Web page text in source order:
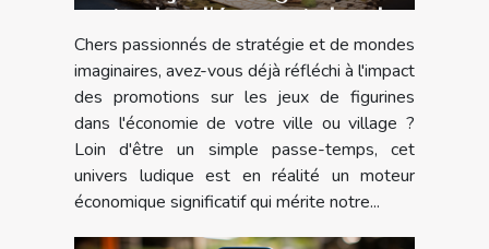
stimulent l'économie locale
Chers passionnés de stratégie et de mondes
imaginaires, avez-vous déjà réfléchi à l'impact
des promotions sur les jeux de figurines
dans l'économie de votre ville ou village ?
Loin d'être un simple passe-temps, cet
univers ludique est en réalité un moteur
économique significatif qui mérite notre...